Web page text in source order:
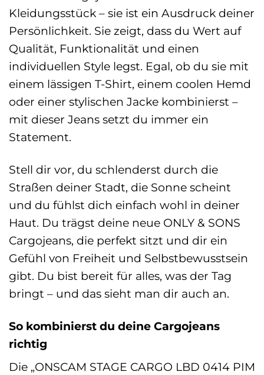
Kleidungsstück – sie ist ein Ausdruck deiner
Persönlichkeit. Sie zeigt, dass du Wert auf
Qualität, Funktionalität und einen
individuellen Style legst. Egal, ob du sie mit
einem lässigen T-Shirt, einem coolen Hemd
oder einer stylischen Jacke kombinierst –
mit dieser Jeans setzt du immer ein
Statement.
Stell dir vor, du schlenderst durch die
Straßen deiner Stadt, die Sonne scheint
und du fühlst dich einfach wohl in deiner
Haut. Du trägst deine neue ONLY & SONS
Cargojeans, die perfekt sitzt und dir ein
Gefühl von Freiheit und Selbstbewusstsein
gibt. Du bist bereit für alles, was der Tag
bringt – und das sieht man dir auch an.
So kombinierst du deine Cargojeans
richtig
Die „ONSCAM STAGE CARGO LBD 0414 PIM